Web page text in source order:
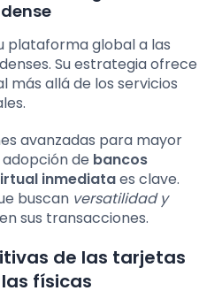
plataforma global a las
Su estrategia ofrece
más allá de los servicios
avanzadas para mayor
de bancos
inmediataes clave.
buscan versatilidad y
sus transacciones.
de las tarjetas
físicas